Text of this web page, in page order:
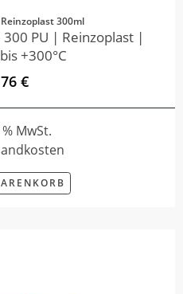
300ml
PU | Reinzoplast |
+300°C
€
MwSt.